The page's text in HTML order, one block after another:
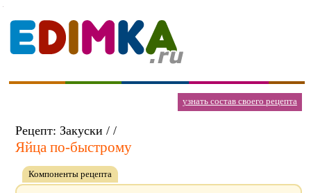
узнать состав своего рецепта
Рецепт: Закуски / /
Яйца по-быстрому
Компоненты рецепта